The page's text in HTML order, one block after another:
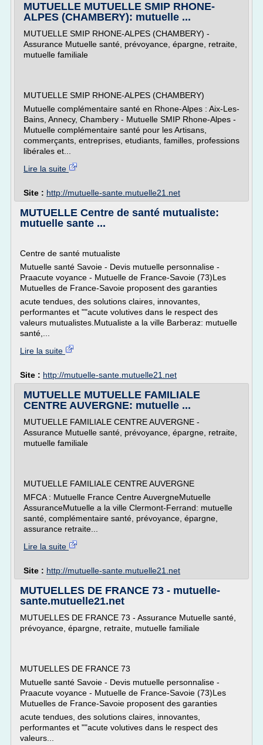
MUTUELLE MUTUELLE SMIP RHONE-
ALPES (CHAMBERY): mutuelle ...
MUTUELLE SMIP RHONE-ALPES (CHAMBERY) -
Assurance Mutuelle santé, prévoyance, épargne, retraite,
mutuelle familiale
MUTUELLE SMIP RHONE-ALPES (CHAMBERY)
Mutuelle complémentaire santé en Rhone-Alpes : Aix-Les-
Bains, Annecy, Chambery - Mutuelle SMIP Rhone-Alpes -
Mutuelle complémentaire santé pour les Artisans,
commerçants, entreprises, etudiants, familles, professions
libérales et...
Lire la suite
Site : http://mutuelle-sante.mutuelle21.net
MUTUELLE Centre de santé mutualiste:
mutuelle sante ...
Centre de santé mutualiste
Mutuelle santé Savoie - Devis mutuelle personnalise -
Praacute voyance - Mutuelle de France-Savoie (73)Les
Mutuelles de France-Savoie proposent des garanties
acute tendues, des solutions claires, innovantes,
performantes et ""acute volutives dans le respect des
valeurs mutualistes.Mutualiste a la ville Barberaz: mutuelle
santé,...
Lire la suite
Site : http://mutuelle-sante.mutuelle21.net
MUTUELLE MUTUELLE FAMILIALE
CENTRE AUVERGNE: mutuelle ...
MUTUELLE FAMILIALE CENTRE AUVERGNE -
Assurance Mutuelle santé, prévoyance, épargne, retraite,
mutuelle familiale
MUTUELLE FAMILIALE CENTRE AUVERGNE
MFCA : Mutuelle France Centre AuvergneMutuelle
AssuranceMutuelle a la ville Clermont-Ferrand: mutuelle
santé, complémentaire santé, prévoyance, épargne,
assurance retraite...
Lire la suite
Site : http://mutuelle-sante.mutuelle21.net
MUTUELLES DE FRANCE 73 - mutuelle-
sante.mutuelle21.net
MUTUELLES DE FRANCE 73 - Assurance Mutuelle santé,
prévoyance, épargne, retraite, mutuelle familiale
MUTUELLES DE FRANCE 73
Mutuelle santé Savoie - Devis mutuelle personnalise -
Praacute voyance - Mutuelle de France-Savoie (73)Les
Mutuelles de France-Savoie proposent des garanties
acute tendues, des solutions claires, innovantes,
performantes et ""acute volutives dans le respect des
valeurs...